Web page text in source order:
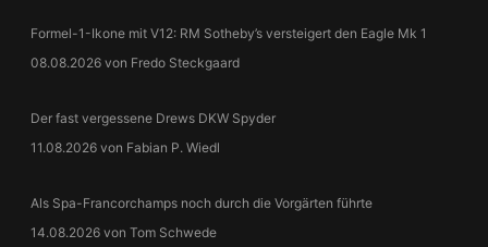
Formel-1-Ikone mit V12: RM Sotheby’s versteigert den Eagle Mk 1
08.08.2026 von Fredo Steckgaard
Der fast vergessene Drews DKW Spyder
11.08.2026 von Fabian P. Wiedl
Als Spa-Francorchamps noch durch die Vorgärten führte
14.08.2026 von Tom Schwede